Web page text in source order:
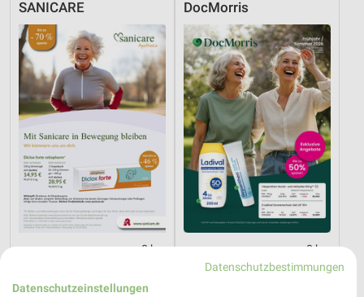
SANICARE
0 km
Gültig 2026
DocMorris
0 km
Frühjahr / Sommer 2026
Datenschutzbestimmungen
Datenschutzeinstellungen